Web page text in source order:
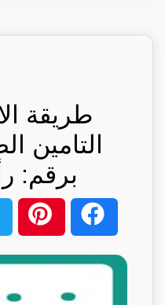
طريقة
التامين
برقم: